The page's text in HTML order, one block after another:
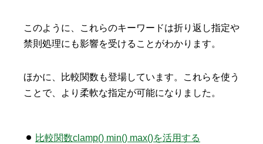
このように、これらのキーワードは折り返し指定や
禁則処理にも影響を受けることがわかります。
ほかに、比較関数も登場しています。これらを使う
ことで、より柔軟な指定が可能になりました。
比較関数clamp() min() max()を活用する